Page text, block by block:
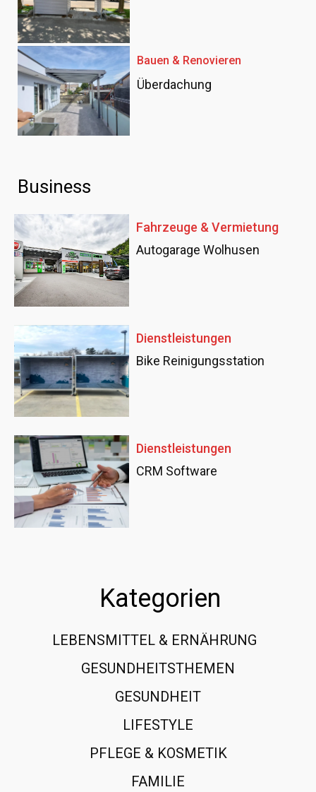
Bauen & Renovieren
Überdachung
Business
Fahrzeuge & Vermietung
Autogarage Wolhusen
Dienstleistungen
Bike Reinigungsstation
Dienstleistungen
CRM Software
Kategorien
LEBENSMITTEL & ERNÄHRUNG
GESUNDHEITSTHEMEN
GESUNDHEIT
LIFESTYLE
PFLEGE & KOSMETIK
FAMILIE